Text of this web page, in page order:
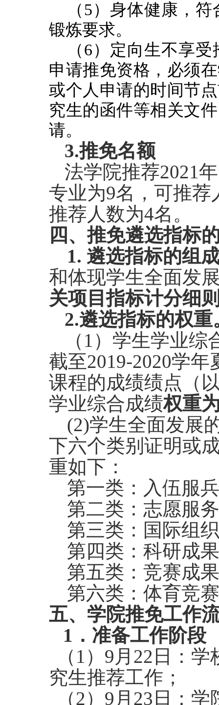
（ 5）身体健康，
锻炼要求。
（6）定向生不享
申请推免资格，必须
或个人申请的时间节
究生的函件等相关文
请。
3.推免名额
法学院推荐2021
专业为9名，可推荐
推荐人数为4名。
四 、推免遴选指标
1. 遴选指标的组
和体现学生全面发
关项目指标计分细
2.遴选指标的权重
（1）学生学业
截至2019-2020学年
课程的成绩绩点（
学业综合成绩权重
(2)学生全面发展
下六个类别证明或
重如下：
第一类：入伍服
第二类：志愿服务
第三类：国际组
第四类：科研成果
第五类：竞赛成果
第六类：体育竞赛
五、学院推免工作
1 ．准备工作阶段
（1）9月22日：
究生推荐工作；
（2）9月23日：